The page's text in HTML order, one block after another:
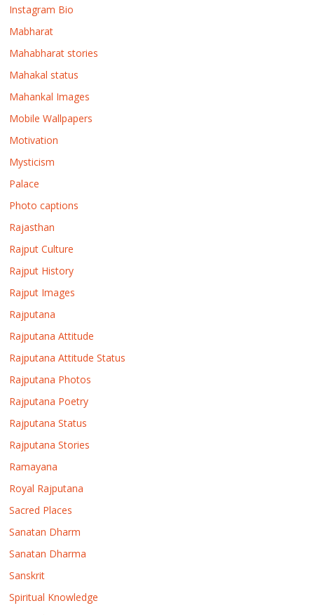
Instagram Bio
Mabharat
Mahabharat stories
Mahakal status
Mahankal Images
Mobile Wallpapers
Motivation
Mysticism
Palace
Photo captions
Rajasthan
Rajput Culture
Rajput History
Rajput Images
Rajputana
Rajputana Attitude
Rajputana Attitude Status
Rajputana Photos
Rajputana Poetry
Rajputana Status
Rajputana Stories
Ramayana
Royal Rajputana
Sacred Places
Sanatan Dharm
Sanatan Dharma
Sanskrit
Spiritual Knowledge